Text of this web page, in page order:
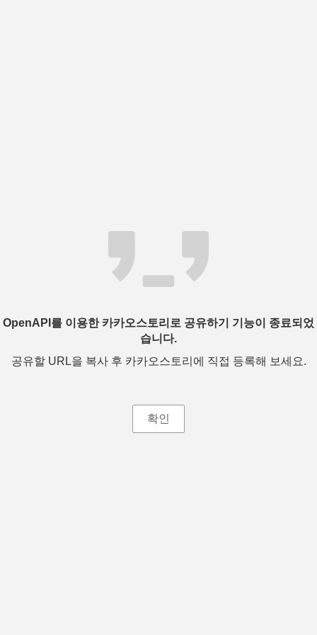
OpenAPI를 이용한 카카오스토리로 공유하기 기능이 종료되었
습니다.
공유할 URL을 복사 후 카카오스토리에 직접 등록해 보세요.
확인